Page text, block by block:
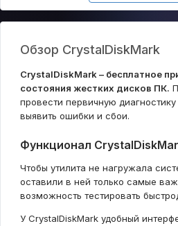
Обзор CrystalDiskMark
CrystalDiskMark – бесплатное
состояния жестких дисков ПК.
провести первичную
выявить ошибки и сбои.
Функционал
Чтобы утилита не нагружала
оставили в ней только самые
возможность тестировать
У CrystalDiskMark удобный